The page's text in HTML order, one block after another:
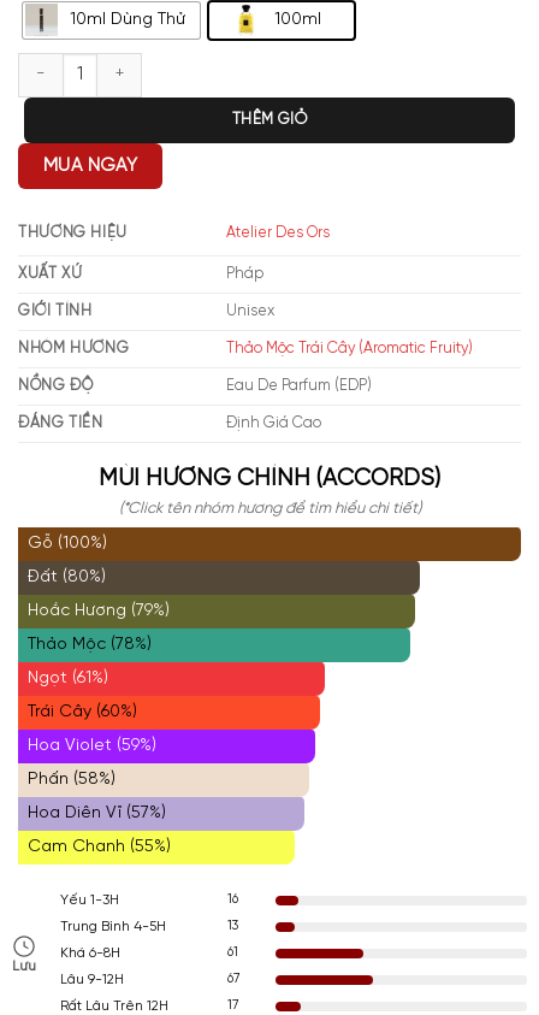
10ml Dùng Thử 100ml
Atelier Des Ors Aube Rubis EDP số lượng
THÊM GIỎ
MUA NGAY
THƯƠNG HIỆU Atelier Des Ors
XUẤT XỨ Pháp
GIỚI TÍNH Unisex
NHÓM HƯƠNG Thảo Mộc Trái Cây (Aromatic Fruity)
NỒNG ĐỘ Eau De Parfum (EDP)
ĐÁNG TIỀN Định Giá Cao
MÙI HƯƠNG CHÍNH (ACCORDS)
(*Click tên nhóm hương để tìm hiểu chi tiết)
Gỗ (100%)
Đất (80%)
Hoắc Hương (79%)
Thảo Mộc (78%)
Ngọt (61%)
Trái Cây (60%)
Hoa Violet (59%)
Phấn (58%)
Hoa Diên Vĩ (57%)
Cam Chanh (55%)
Lưu
Yếu 1-3H
16
Trung Bình 4-5H
13
Khá 6-8H
61
Lâu 9-12H
67
Rất Lâu Trên 12H
17